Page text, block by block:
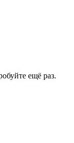
ещё раз.